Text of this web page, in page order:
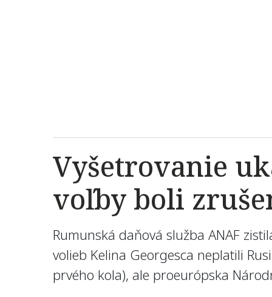
Vyšetrovanie
voľby boli
Rumunská daňová služba ANAF
volieb Kelina Georgesca neplatili
prvého kola), ale proeurópska